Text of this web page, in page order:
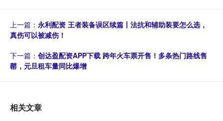
上一篇： 永利配资 王者装备误区续篇丨法抗和辅助装要怎么选，
真伤可以被减伤！
下一篇： 创达盈配资APP下载 跨年火车票开售！多条热门路线售
罄，元旦租车量同比爆增
相关文章